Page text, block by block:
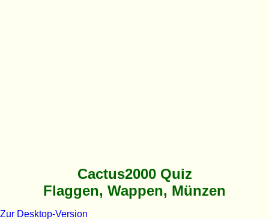
Cactus2000 Quiz
Flaggen, Wappen, Münzen
Zur Desktop-Version